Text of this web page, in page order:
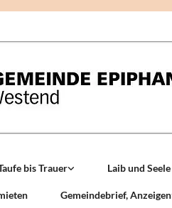
bis Trauer Laib und Seele
Gemeindebrief, Anzeigen